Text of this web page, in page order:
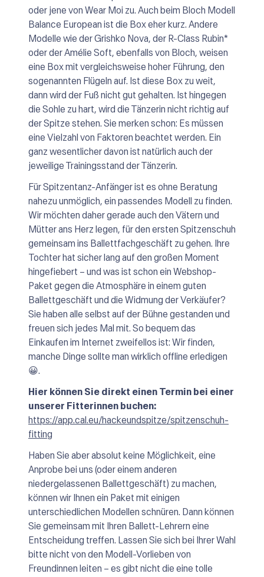
oder jene von Wear Moi zu. Auch beim Bloch Modell
Balance European ist die Box eher kurz. Andere
Modelle wie der Grishko Nova, der R-Class Rubin*
oder der Amélie Soft, ebenfalls von Bloch, weisen
eine Box mit vergleichsweise hoher Führung, den
sogenannten Flügeln auf. Ist diese Box zu weit,
dann wird der Fuß nicht gut gehalten. Ist hingegen
die Sohle zu hart, wird die Tänzerin nicht richtig auf
der Spitze stehen. Sie merken schon: Es müssen
eine Vielzahl von Faktoren beachtet werden. Ein
ganz wesentlicher davon ist natürlich auch der
jeweilige Trainingsstand der Tänzerin.
Für Spitzentanz-Anfänger ist es ohne Beratung
nahezu unmöglich, ein passendes Modell zu finden.
Wir möchten daher gerade auch den Vätern und
Mütter ans Herz legen, für den ersten Spitzenschuh
gemeinsam ins Ballettfachgeschäft zu gehen. Ihre
Tochter hat sicher lang auf den großen Moment
hingefiebert – und was ist schon ein Webshop-
Paket gegen die Atmosphäre in einem guten
Ballettgeschäft und die Widmung der Verkäufer?
Sie haben alle selbst auf der Bühne gestanden und
freuen sich jedes Mal mit. So bequem das
Einkaufen im Internet zweifellos ist: Wir finden,
manche Dinge sollte man wirklich offline erledigen
😀.
Hier können Sie direkt einen Termin bei einer
unserer Fitterinnen buchen:
https://app.cal.eu/hackeundspitze/spitzenschuh-
fitting
Haben Sie aber absolut keine Möglichkeit, eine
Anprobe bei uns (oder einem anderen
niedergelassenen Ballettgeschäft) zu machen,
können wir Ihnen ein Paket mit einigen
unterschiedlichen Modellen schnüren. Dann können
Sie gemeinsam mit Ihren Ballett-Lehrern eine
Entscheidung treffen. Lassen Sie sich bei Ihrer Wahl
bitte nicht von den Modell-Vorlieben von
Freundinnen leiten – es gibt nicht die eine tolle